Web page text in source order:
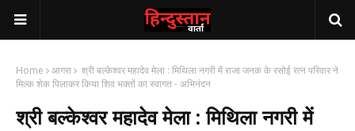
Home आगरा
श्री बल्केश्वर महादेव मेला : मिथिला नगरी में राजा जनक के रसोई रत्न परिवार ने
मिल्क शेक पिलाकर किया शिव भक्तों का स्वागत - अभिनंदन
श्री बल्केश्वर महादेव मेला : मिथिला नगरी में